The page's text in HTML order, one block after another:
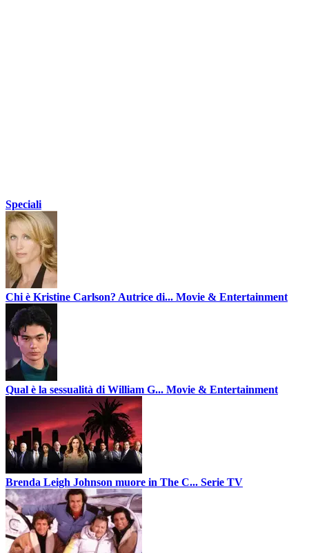
Speciali
Chi è Kristine Carlson? Autrice di... Movie & Entertainment
Qual è la sessualità di William G... Movie & Entertainment
Brenda Leigh Johnson muore in The C... Serie TV